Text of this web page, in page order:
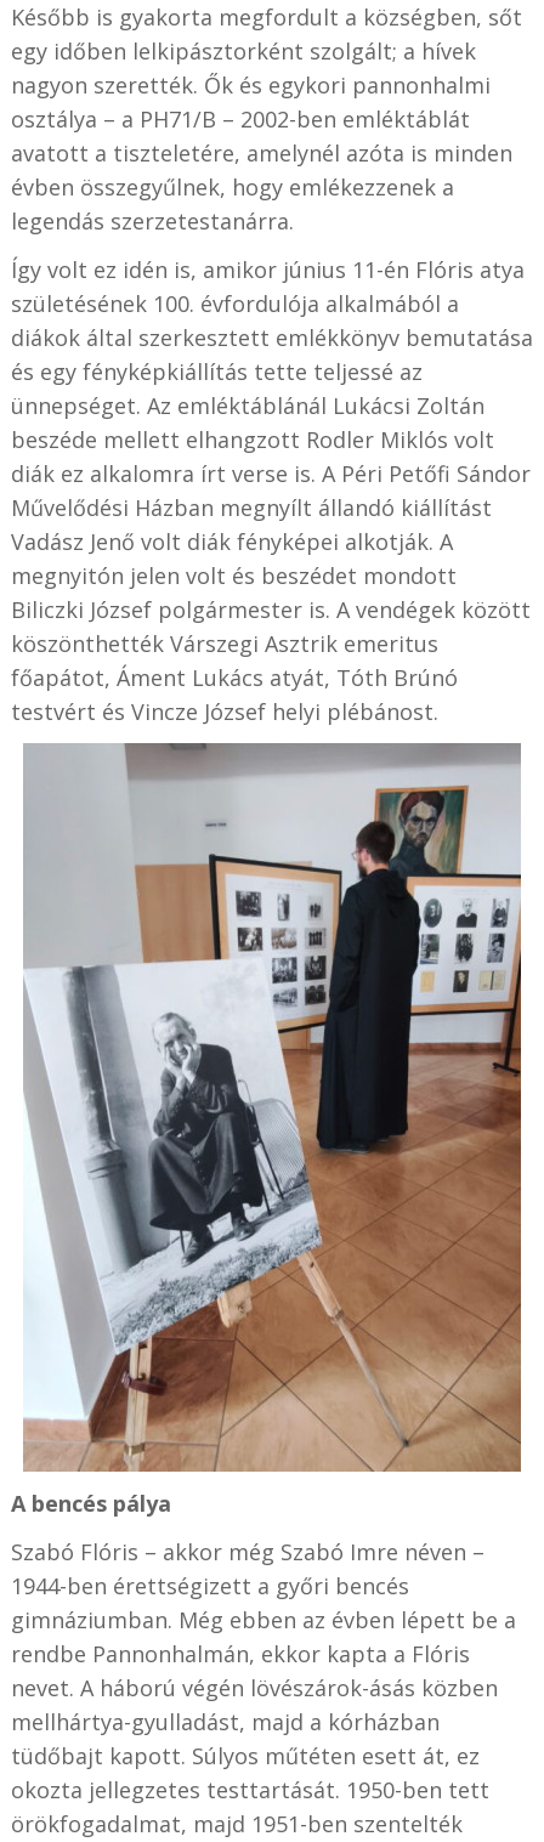
Később is gyakorta megfordult a községben, sőt
egy időben lelkipásztorként szolgált; a hívek
nagyon szerették. Ők és egykori pannonhalmi
osztálya – a PH71/B – 2002-ben emléktáblát
avatott a tiszteletére, amelynél azóta is minden
évben összegyűlnek, hogy emlékezzenek a
legendás szerzetestanárra.
Így volt ez idén is, amikor június 11-én Flóris atya
születésének 100. évfordulója alkalmából a
diákok által szerkesztett emlékkönyv bemutatása
és egy fényképkiállítás tette teljessé az
ünnepséget. Az emléktáblánál Lukácsi Zoltán
beszéde mellett elhangzott Rodler Miklós volt
diák ez alkalomra írt verse is. A Péri Petőfi Sándor
Művelődési Házban megnyílt állandó kiállítást
Vadász Jenő volt diák fényképei alkotják. A
megnyitón jelen volt és beszédet mondott
Biliczki József polgármester is. A vendégek között
köszönthették Várszegi Asztrik emeritus
főapátot, Áment Lukács atyát, Tóth Brúnó
testvért és Vincze József helyi plébánost.
A bencés pálya
Szabó Flóris – akkor még Szabó Imre néven –
1944-ben érettségizett a győri bencés
gimnáziumban. Még ebben az évben lépett be a
rendbe Pannonhalmán, ekkor kapta a Flóris
nevet. A háború végén lövészárok-ásás közben
mellhártya-gyulladást, majd a kórházban
tüdőbajt kapott. Súlyos műtéten esett át, ez
okozta jellegzetes testtartását. 1950-ben tett
örökfogadalmat, majd 1951-ben szentelték